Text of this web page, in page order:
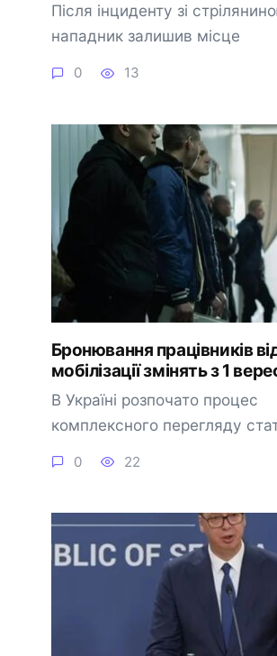
Після інциденту зі
нападник залишив місце
0 13
Бронювання працівників
мобілізації змінять з 1
В Україні розпочато процес
комплексного перегляду
0 22